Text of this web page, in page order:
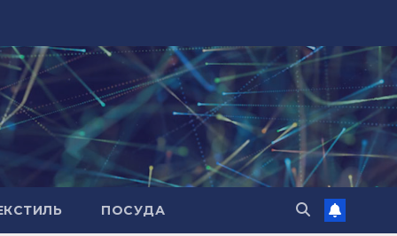
ПОСУДА